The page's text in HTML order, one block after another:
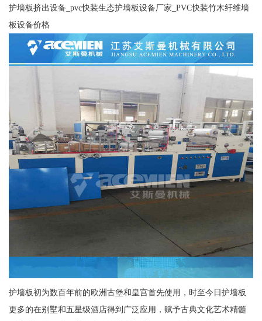
护墙板挤出设备_pvc快装生态护墙板设备厂家_PVC快装竹木纤维墙
板设备价格
护墙板初为数百年前的欧洲古堡和皇宫首先使用，时至今日护墙板
更多的在别墅和五星级酒店得到广泛应用，赋予古典文化艺术精髓